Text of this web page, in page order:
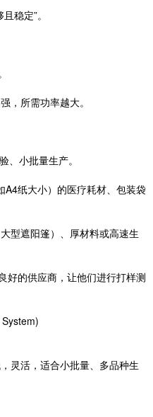
稳定”。
，所需功率越大。
、小批量生产。
纸大小）的医疗耗材、包装袋
型遮阳篷）、厚材料或高速生
好的供应商，让他们进行打样测
灵活，适合小批量、多品种生